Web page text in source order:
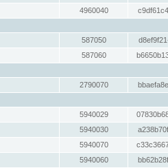
4960040
587050
587060
2790070
5940029
5940030
5940070
5940060